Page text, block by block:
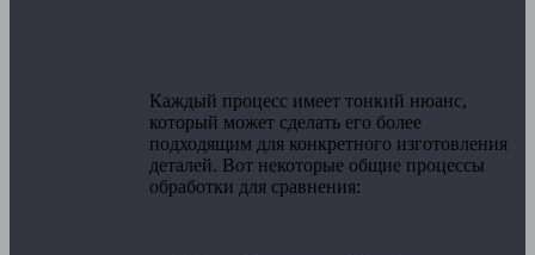
Каждый процесс имеет тонкий нюанс,
который может сделать его более
подходящим для конкретного изготовления
деталей. Вот некоторые общие процессы
обработки для сравнения: